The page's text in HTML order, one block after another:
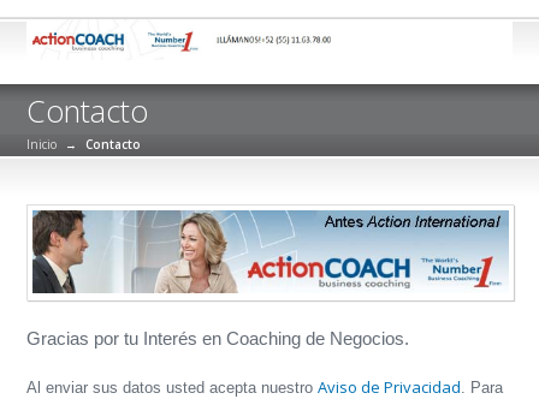
Contacto
Inicio → Contacto
Gracias por tu Interés en Coaching de Negocios.
Al enviar sus datos usted acepta nuestroAviso de Privacidad . Para